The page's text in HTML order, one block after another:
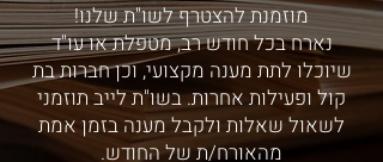
מוזמנת להצטרף לשו"ת שלנו!
נארח בכל חודש רב, מטפלת או עו"ד
שיוכלו לתת מענה מקצועי, וכן חברות בת
קול ופעילות אחרות. בשו"ת לייב תוזמני
לשאול שאלות ולקבל מענה בזמן אמת
מהאורח/ת של החודש.